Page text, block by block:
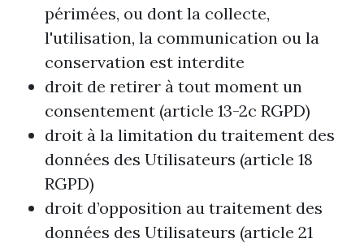
périmées, ou dont la collecte,
l'utilisation, la communication ou la
conservation est interdite
droit de retirer à tout moment un
consentement (article 13-2c RGPD)
droit à la limitation du traitement des
données des Utilisateurs (article 18
RGPD)
droit d’opposition au traitement des
données des Utilisateurs (article 21